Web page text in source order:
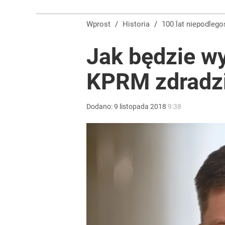
Wrze po roku Nawrockiego. „Największa hańba”
1918 – 2018Wprost / Historia / 100 lat
Jak będzie
KPRM
Dodano:9 listopada 2018 9:38